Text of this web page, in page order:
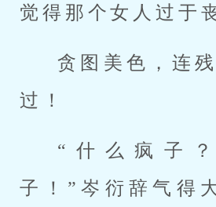
觉得那个女人过于
贪图美色，连
过！
“什么疯子
子！”岑衍辞气得